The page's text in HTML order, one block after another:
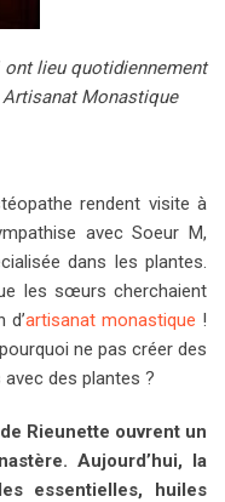
lieu quotidiennement
Monastique
rendent visite à
avec Soeur M,
dans les plantes.
les sœurs cherchaient
d’artisanat monastique !
ne pas créer des
des plantes ?
Rieunette ouvrent un
Aujourd’hui, la
essentielles, huiles